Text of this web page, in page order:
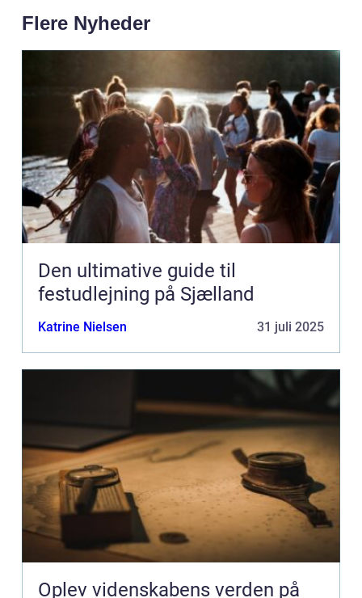
Flere Nyheder
Den ultimative guide til
festudlejning på Sjælland
Katrine Nielsen 31 juli 2025
Oplev videnskabens verden på